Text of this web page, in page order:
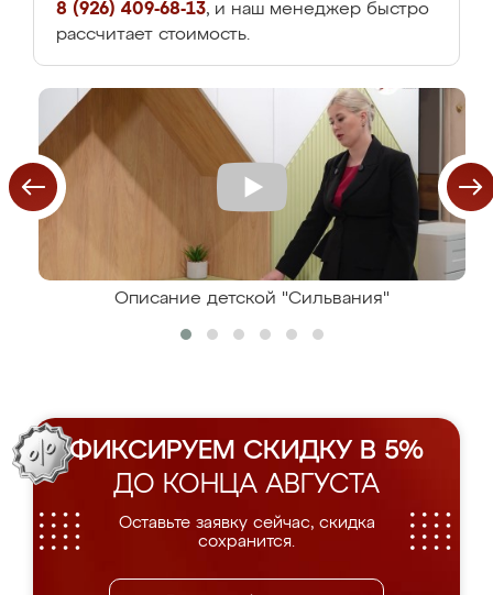
8 (926) 409-68-13, и наш менеджер быстро
рассчитает стоимость.
Описание детской "Сильвания"
ФИКСИРУЕМ СКИДКУ В 5%
ДО КОНЦА АВГУСТА
Оставьте заявку сейчас, скидка
сохранится.